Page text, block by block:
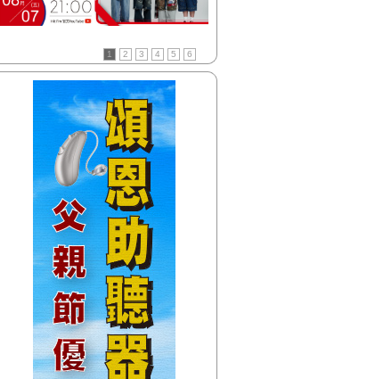
(花東)
翹班DJ-GJ蔣卓嘉
(花東)元氣音樂
【HitFm正在進行】
(北部)
翹班DJ-GJ蔣卓嘉
【Next】
(北部)午茶DJ-SoWhat
1 2 3 4 5 6